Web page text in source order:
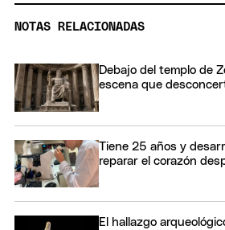
NOTAS RELACIONADAS
Debajo del templo de
escena que
Tiene 25 años y
reparar el corazón
El hallazgo